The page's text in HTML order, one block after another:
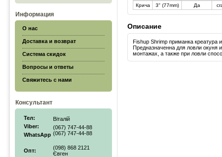
Информация
О нас
Доставка и возврат
Система скидок
Вопросы и ответы
Свяжитесь с нами
Консультант
Тел:
Viber:
WhatsApp
Віталій
(067) 747-44-88
(067) 747-44-88
Опт:
(098) 868 2121
Євген
Крича
3" (77mm) Да
Описание
Fishup Shrimp приманка креатура
Предназначенна для ловли окуня
монтажах, а также при ловли